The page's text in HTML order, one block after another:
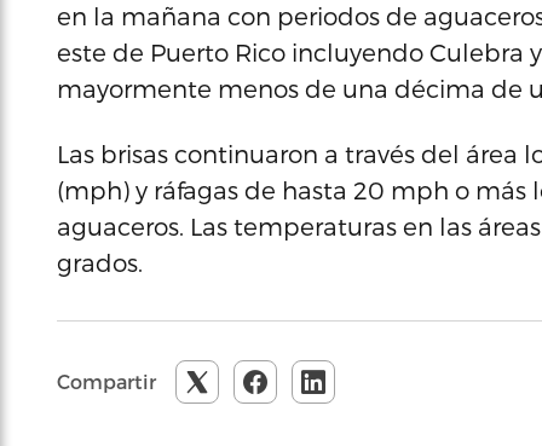
en la mañana con periodos de
este de Puerto Rico incluyendo Culebra
mayormente menos de una décima de
Las brisas continuaron a través del área
(mph) y ráfagas de hasta 20 mph o
aguaceros. Las temperaturas en las
grados.
Compartir